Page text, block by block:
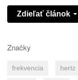
Zdieľať článok
Značky
frekvencia hertz